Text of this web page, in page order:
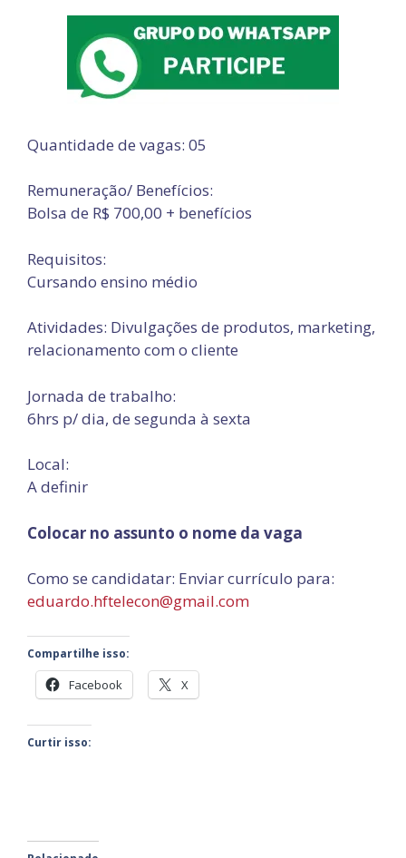
Quantidade de vagas: 05
Remuneração/ Benefícios:
Bolsa de R$ 700,00 + benefícios
Requisitos:
Cursando ensino médio
Atividades: Divulgações de produtos, marketing,
relacionamento com o cliente
Jornada de trabalho:
6hrs p/ dia, de segunda à sexta
Local:
A definir
Colocar no assunto o nome da vaga
Como se candidatar: Enviar currículo para:
eduardo.hftelecon@gmail.com
Compartilhe isso:
Facebook X
Curtir isso: